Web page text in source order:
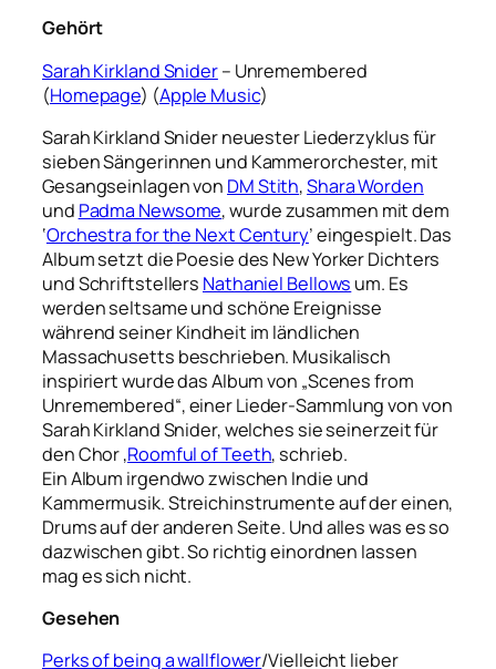
Gehört
Sarah Kirkland Snider– Unremembered
(Homepage) (Apple Music)
Sarah Kirkland Snider neuester Liederzyklus für
sieben Sängerinnen und Kammerorchester, mit
Gesangseinlagen von DM Stith,Shara Worden
und Padma Newsome, wurde zusammen mit dem
‘Orchestra for the Next Century’ eingespielt. Das
Album setzt die Poesie des New Yorker Dichters
und Schriftstellers Nathaniel Bellows um. Es
werden seltsame und schöne Ereignisse
während seiner Kindheit im ländlichen
Massachusetts beschrieben. Musikalisch
inspiriert wurde das Album von „Scenes from
Unremembered“, einer Lieder-Sammlung von von
Sarah Kirkland Snider, welches sie seinerzeit für
den Chor ‚Roomful of Teeth‚ schrieb.
Ein Album irgendwo zwischen Indie und
Kammermusik. Streichinstrumente auf der einen,
Drums auf der anderen Seite. Und alles was es so
dazwischen gibt. So richtig einordnen lassen
mag es sich nicht.
Gesehen
Perks of being a wallflower/Vielleicht lieber